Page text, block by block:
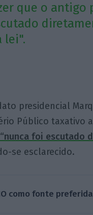
que o
lei".
presidencial
Público taxativo
“nunca foi escutado
se esclarecido.
como fonte